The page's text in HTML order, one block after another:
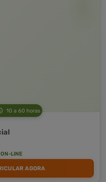
10 a 60 horas
LINE
AGORA